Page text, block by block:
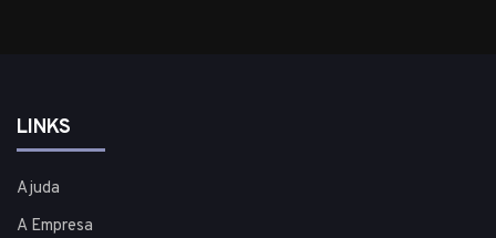
LINKS
Ajuda
A Empresa